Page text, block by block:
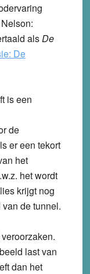
alsDe
De
is een
de
er een tekort
het
het wordt
krijgt nog
de tunnel.
last van
dan het